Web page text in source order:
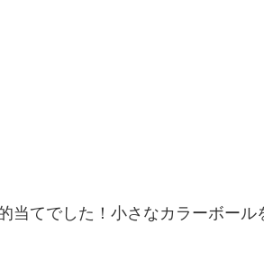
てでした！小さなカラーボール